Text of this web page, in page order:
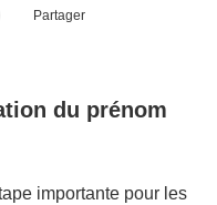
Partager
du prénom
importante pour les